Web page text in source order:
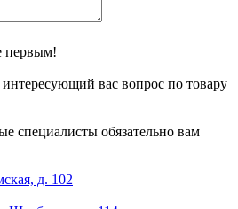
первым!
вас вопрос по товару
специалисты обязательно вам
д. 102